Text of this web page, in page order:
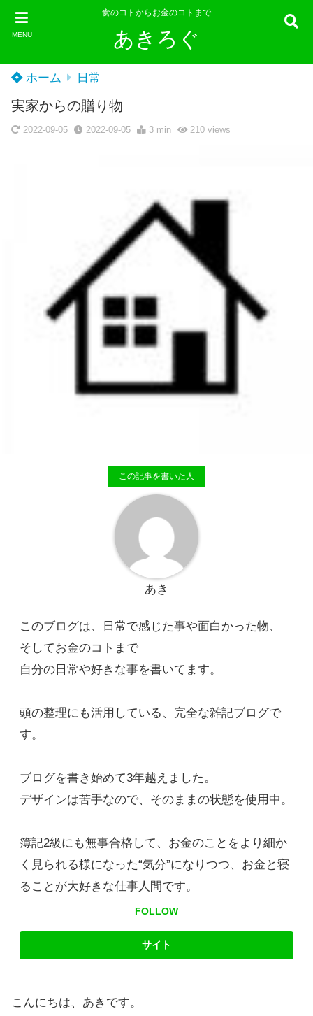
MENU
食のコトからお金のコトまで
あきろぐ
ホーム 日常
実家からの贈り物
2022-09-05 2022-09-05 3 min 210views
あき
このブログは、日常で感じた事や面白かった物、
そしてお金のコトまで
自分の日常や好きな事を書いてます。
頭の整理にも活用している、完全な雑記ブログで
す。
ブログを書き始めて3年越えました。
デザインは苦手なので、そのままの状態を使用中。
簿記2級にも無事合格して、お金のことをより細か
く見られる様になった“気分”になりつつ、お金と寝
ることが大好きな仕事人間です。
FOLLOW
こんにちは、あきです。